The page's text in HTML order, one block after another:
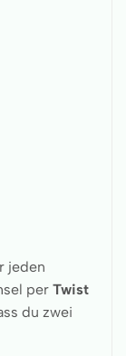
jeden
per Twist
du zwei